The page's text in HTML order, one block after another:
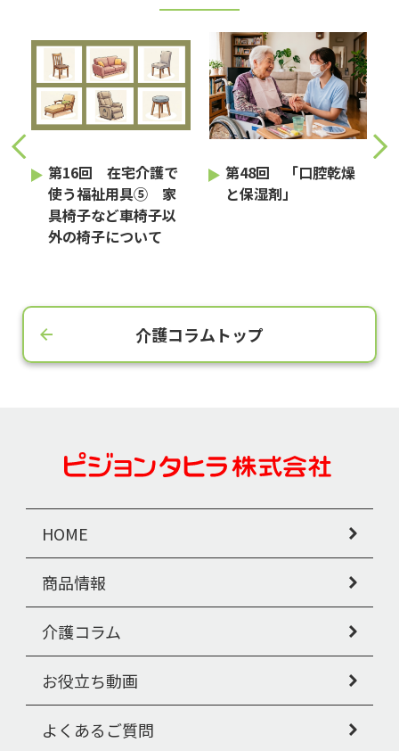
第16回 在宅介護で
使う福祉用具⑤ 家
具椅子など車椅子以
外の椅子について
第48回 「口腔乾燥
と保湿剤」
介護コラムトップ
HOME
商品情報
介護コラム
お役立ち動画
よくあるご質問